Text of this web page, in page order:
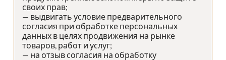
своих прав;
— выдвигать условие предварительного
согласия при обработке персональных
данных в целях продвижения на рынке
товаров, работ и услуг;
— на отзыв согласия на обработку